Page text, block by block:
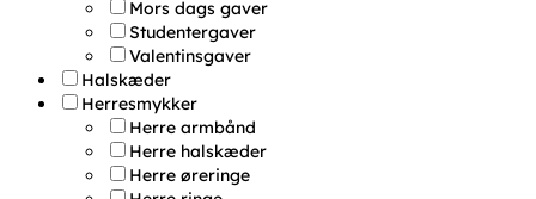
Mors dags gaver
Studentergaver
Valentinsgaver
Halskæder
Herresmykker
Herre armbånd
Herre halskæder
Herre øreringe